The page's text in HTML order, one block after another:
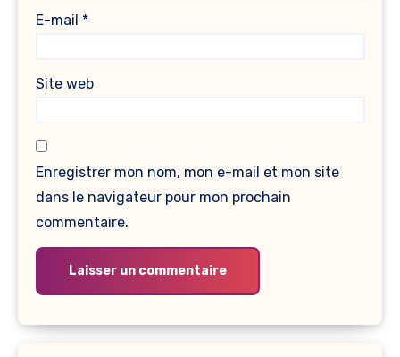
E-mail *
Site web
Enregistrer mon nom, mon e-mail et mon site
dans le navigateur pour mon prochain
commentaire.